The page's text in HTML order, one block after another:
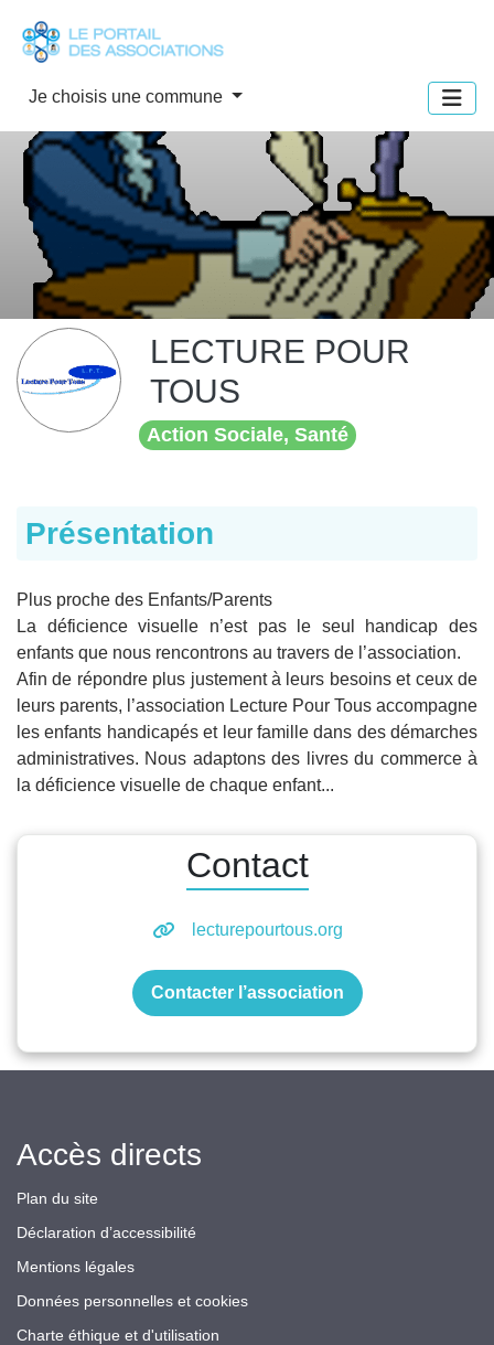
Je choisis une commune
LECTURE POUR
TOUS
Action Sociale, Santé
Présentation
Plus proche des Enfants/Parents
La déficience visuelle n’est pas le seul handicap des
enfants que nous rencontrons au travers de l’association.
Afin de répondre plus justement à leurs besoins et ceux de
leurs parents, l’association Lecture Pour Tous accompagne
les enfants handicapés et leur famille dans des démarches
administratives. Nous adaptons des livres du commerce à
la déficience visuelle de chaque enfant...
Contact
lecturepourtous.org
Contacter l’association
Accès directs
Plan du site
Déclaration d’accessibilité
Mentions légales
Données personnelles et cookies
Charte éthique et d'utilisation